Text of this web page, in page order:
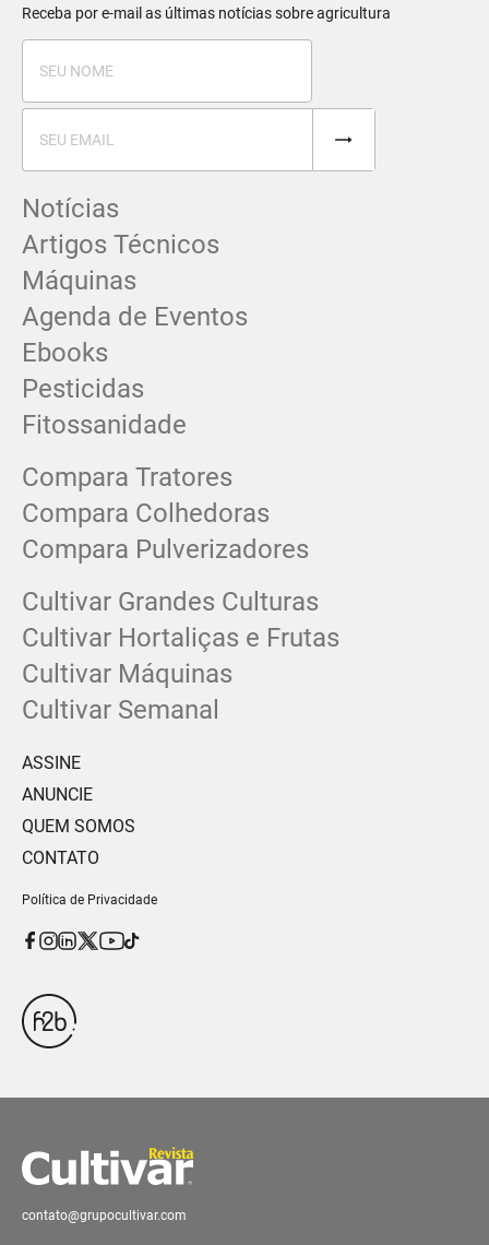
Receba por e-mail as últimas notícias sobre agricultura
Notícias
Artigos Técnicos
Máquinas
Agenda de Eventos
Ebooks
Pesticidas
Fitossanidade
Compara Tratores
Compara Colhedoras
Compara Pulverizadores
Cultivar Grandes Culturas
Cultivar Hortaliças e Frutas
Cultivar Máquinas
Cultivar Semanal
ASSINE
ANUNCIE
QUEM SOMOS
CONTATO
Política de Privacidade
contato@grupocultivar.com